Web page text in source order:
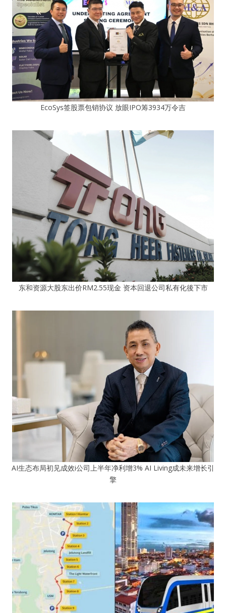
EcoSys签股票包销协议 放眼IPO筹3934万令吉
东和资源大股东出价RM2.55现金 资本回退公司私有化後下市
AI生态布局初见成效i公司上半年净利增3% AI Living成未来增长引
擎